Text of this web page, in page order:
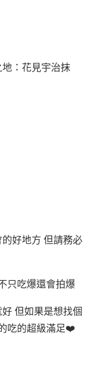
好地方 但請務必
只吃爆還會拍爆
但如果是想找個
吃的超級滿足❤️